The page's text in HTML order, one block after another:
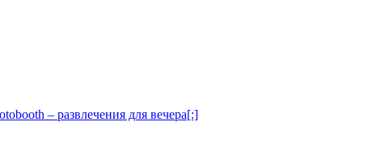
– развлечения для вечера[:]